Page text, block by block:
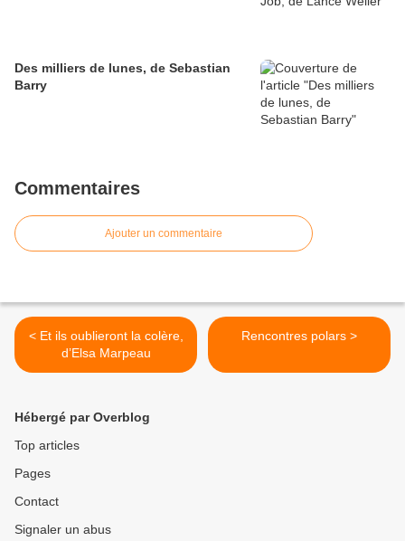
Des milliers de lunes, de Sebastian
Barry
Commentaires
Ajouter un commentaire
< Et ils oublieront la colère,
d’Elsa Marpeau
Rencontres polars >
Hébergé par Overblog
Top articles
Pages
Contact
Signaler un abus